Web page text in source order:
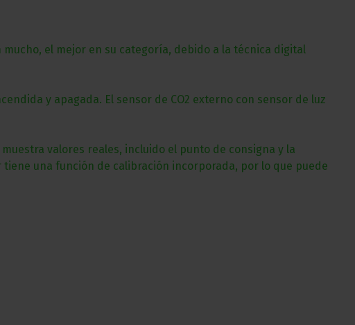
mucho, el mejor en su categoría, debido a la técnica digital
y apagada. El sensor de CO2 externo con sensor de luz
valores reales, incluido el punto de consigna y la
tiene una función de calibración incorporada, por lo que puede